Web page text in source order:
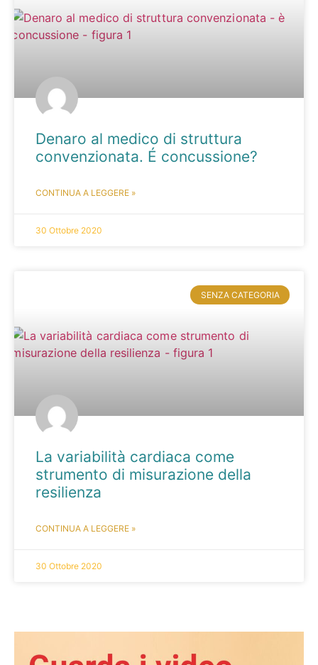
Denaro al medico di struttura
convenzionata. É concussione?
CONTINUA A LEGGERE »
30 Ottobre 2020
SENZA CATEGORIA
La variabilità cardiaca come
strumento di misurazione della
resilienza
CONTINUA A LEGGERE »
30 Ottobre 2020